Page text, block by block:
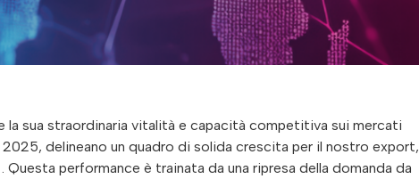
sua straordinaria vitalità e capacità competitiva sui mercati
delineano un quadro di solida crescita per il nostro export,
performance è trainata da una ripresa della domanda da